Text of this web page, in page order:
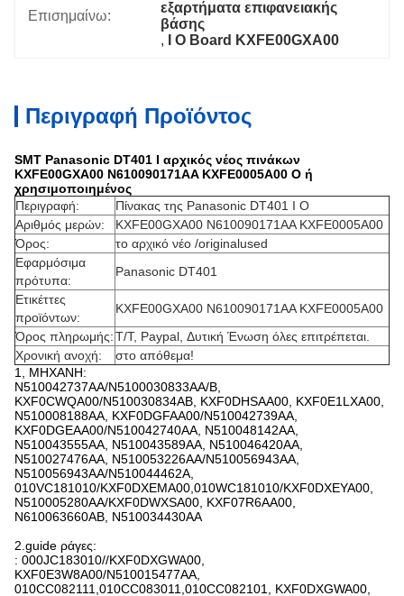
Επισημαίνω:
εξαρτήματα επιφανειακής
βάσης
,
I O Board KXFE00GXA00
Περιγραφή Προϊόντος
SMT Panasonic DT401 Ι αρχικός νέος πινάκων
KXFE00GXA00 N610090171AA KXFE0005A00 Ο ή
χρησιμοποιημένος
Περιγραφή:
Πίνακας της Panasonic DT401 Ι Ο
Αριθμός μερών:
KXFE00GXA00 N610090171AA KXFE0005A00
Όρος:
το αρχικό νέο /originalused
Εφαρμόσιμα
πρότυπα:
Panasonic DT401
Ετικέττες
προϊόντων:
KXFE00GXA00 N610090171AA KXFE0005A00
Όρος πληρωμής:T/T, Paypal, Δυτική Ένωση όλες επιτρέπεται.
Χρονική ανοχή:
στο απόθεμα!
1, ΜΗΧΑΝΗ:
N510042737AA/N5100030833AA/B,
KXF0CWQA00/N510030834AB, KXF0DHSAA00, KXF0E1LXA00,
N510008188AA, KXF0DGFAA00/N510042739AA,
KXF0DGEAA00/N510042740AA, N510048142AA,
N510043555AA, N510043589AA, N510046420AA,
N510027476AA, N510053226AA/N510056943AA,
N510056943AA/N510044462A,
010VC181010/KXF0DXEMA00,010WC181010/KXF0DXEYA00,
N510005280AA/KXF0DWXSA00, KXF07R6AA00,
N610063660AB, N510034430AA
2.guide ράγες:
: 000JC183010//KXF0DXGWA00,
KXF0E3W8A00/N510015477AA,
010CC082111,010CC083011,010CC082101, KXF0DXGWA00,